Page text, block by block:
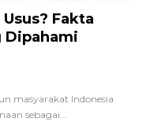
Fakta
Dipahami
masyarakat Indonesia
sebagai…